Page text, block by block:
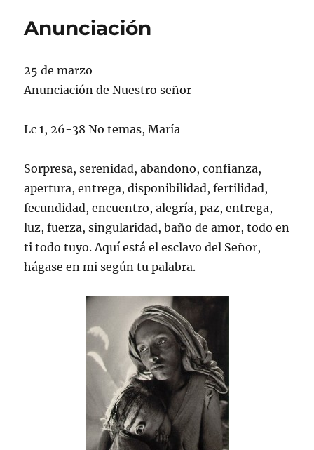
Anunciación
25 de marzo
Anunciación de Nuestro señor
Lc 1, 26-38 No temas, María
Sorpresa, serenidad, abandono, confianza,
apertura, entrega, disponibilidad, fertilidad,
fecundidad, encuentro, alegría, paz, entrega,
luz, fuerza, singularidad, baño de amor, todo en
ti todo tuyo. Aquí está el esclavo del Señor,
hágase en mi según tu palabra.